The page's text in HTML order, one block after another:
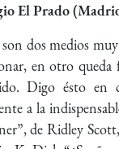
El Prado
dos medios
en otro queda
Digo ésto en
a la
de Ridley